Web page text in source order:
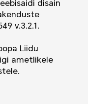
disain
v.3.2.1.
Liidu
ametlikele